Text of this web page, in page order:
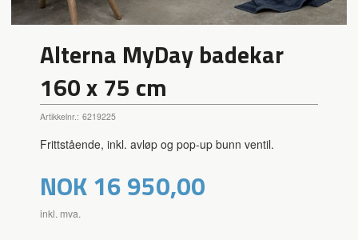
Alterna MyDay badekar
160 x 75 cm
Artikkelnr.: 6219225
Frittstående, inkl. avløp og pop-up bunn ventil.
Pris
NOK16 950,00
inkl. mva.